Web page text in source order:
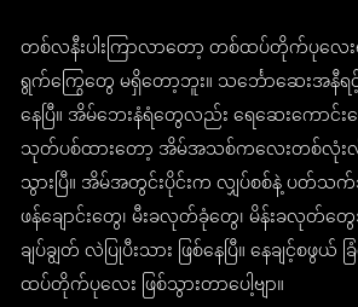
တစ်လနီးပါးကြာလာတော့ တစ်ထပ်တိုက်ပုလေး
ရွက်ကြွေတွေ မရှိတော့ဘူး။ သင်္ဘောဆေးအနီရ
နေပြီ။ အိမ်ဘေးနံရံတွေလည်း ရေဆေးကောင်
သုတ်ပစ်ထားတော့ အိမ်အသစ်ကလေးတစ်လုံး
သွားပြီ။ အိမ်အတွင်းပိုင်းက လျှပ်စစ်နဲ့ ပတ်သက်
ဖန်ချောင်းတွေ၊ မီးခလုတ်ခုံတွေ၊ မိန်းခလု
ချပ်ချွတ် လဲပြုပီးသား ဖြစ်နေပြီ။ နေချင့်စဖွ
ထပ်တိုက်ပုလေး ဖြစ်သွားတာပေါ့ဗျာ။